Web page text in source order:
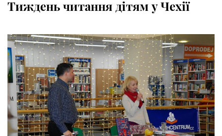
Тиждень читання дітям у Чехії